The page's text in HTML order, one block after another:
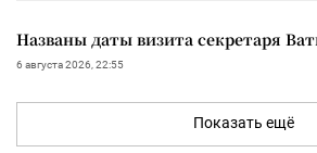
Названы даты визита секретаря
6 августа 2026, 22:55
Показать ещё